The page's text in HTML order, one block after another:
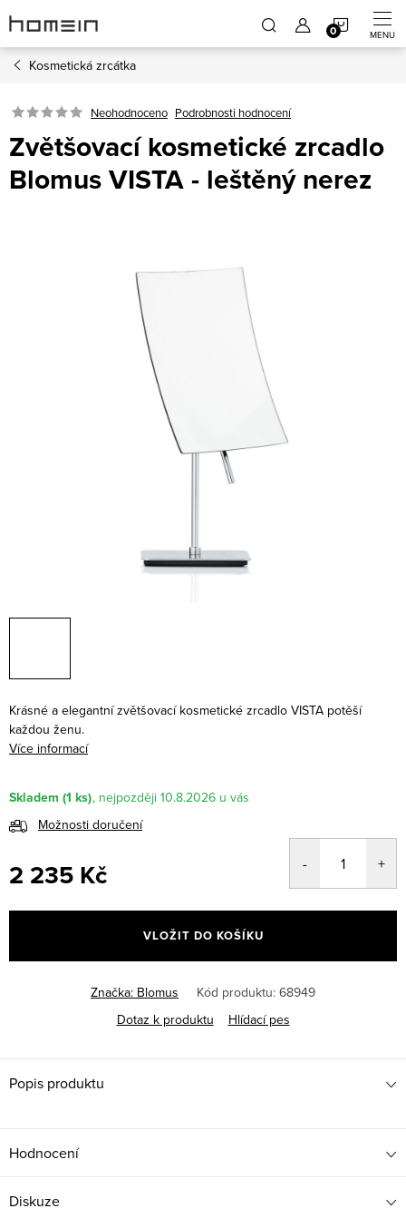
na
obsah
Kosmetická zrcátka
Neohodnoceno Podrobnosti hodnocení
Zvětšovací kosmetické zrcadlo
Blomus VISTA - leštěný nerez
Krásné a elegantní zvětšovací kosmetické zrcadlo VISTA potěší
každou ženu.
Více informací
Skladem (1 ks)
10.8.2026
Možnosti doručení
2 235 Kč
cena:
VLOŽIT DO KOŠÍKU
Značka: Blomus Kód produktu: 68949
Dotaz k produktu
Hlídací pes
Popis produktu
Hodnocení
Diskuze